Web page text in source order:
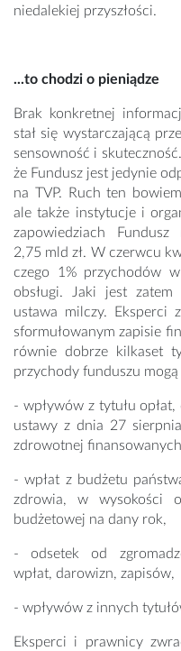
niedalekiej przyszłości.
...to chodzi o pieniądze
Brak konkretnej
stał się wystarczającą
sensowność i
że Fundusz jest jedynie
na TVP. Ruch ten
ale także instytucje i
zapowiedziach Fundusz
2,75 mld zł. W czerwcu
czego 1% przychodów
obsługi. Jaki jest
ustawa milczy. Eksperci
sformułowanym zapisie
równie dobrze kilkaset
przychody funduszu
- wpływów z tytułu
ustawy z dnia 27
zdrowotnej
- wpłat z budżetu
zdrowia, w wysokości
budżetowej na dany rok,
- odsetek od
wpłat, darowizn, zapisów,
- wpływów z innych
Eksperci i prawnicy